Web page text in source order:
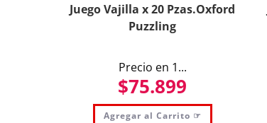
Juego Vajilla x 20 Pzas.Oxford
Puzzling
Precio en 1...
$75.899
Agregar al Carrito ☞